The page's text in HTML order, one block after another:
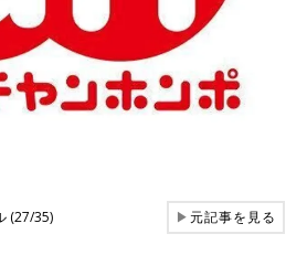
(27/35) ▶元記事を見る